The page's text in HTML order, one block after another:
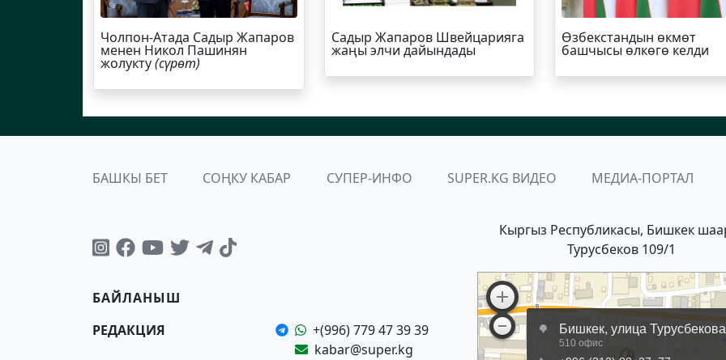
Чолпон-Атада Садыр Жапаров
менен Никол Пашинян
жолукту(сүрөт)
Садыр Жапаров Швейцарияга
жаңы элчи дайындады
Өзбекстандын өкмөт
башчысы өлкөгө келди
БАШКЫ БЕТ СОҢКУ КАБАР СУПЕР-ИНФО SUPER.KG ВИДЕО МЕДИА-ПОРТАЛ
БАЙЛАНЫШ
РЕДАКЦИЯ
+(996) 779 47 39 39
kabar@super.kg
Кыргыз Республикасы, Бишкек
Турусбеков 109/1